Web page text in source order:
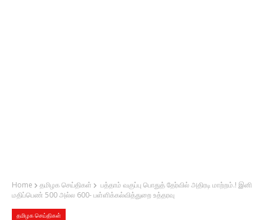
Home தமிழக செய்திகள்
பத்தாம் வகுப்பு பொதுத் தேர்வில் அதிரடி மாற்றம்.! இனி
மதிப்பெண் 500 அல்ல 600- பள்ளிக்கல்வித்துறை உத்தரவு
தமிழக செய்திகள்